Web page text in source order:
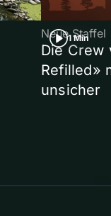
1 Min
Neue Staffel
Die Crew
Refilled»
unsicher